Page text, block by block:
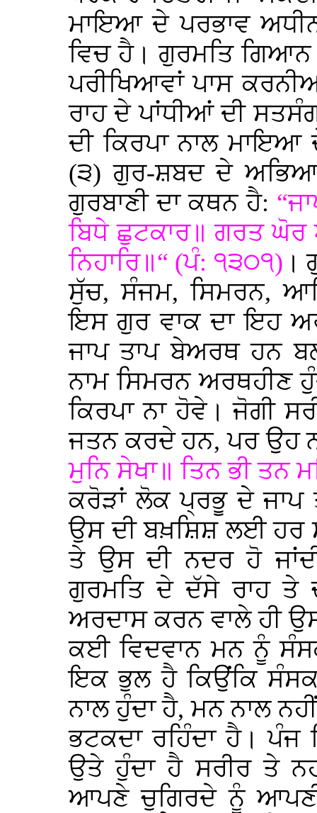
ਮਾਇਆ ਦੇ ਪਰਭਾਵ
ਵਿਚ ਹੈ। ਗੁਰਮਤਿ
ਪਰੀਖਿਆਵਾਂ ਪਾਸ
ਰਾਹ ਦੇ ਪਾਂਧੀਆਂ ਦੀ
ਦੀ ਕਿਰਪਾ ਨਾਲ
(੩) ਗੁਰ-ਸ਼ਬਦ ਦੇ
ਗੁਰਬਾਣੀ ਦਾ ਕਥਨ ਹੈ:
ਬਿਧੇ ਛੁਟਕਾਰ॥ ਗਰਤ ਘੋਰ
ਨਿਹਾਰਿ॥“ (ਪੰ: ੧੩੦੧) ।
ਸੁੱਚ, ਸੰਜਮ, ਸਿਮਰਨ,
ਇਸ ਗੁਰ ਵਾਕ ਦਾ ਇਹ
ਜਾਪ ਤਾਪ ਬੇਅਰਥ ਹਨ
ਨਾਮ ਸਿਮਰਨ ਅਰਥਹੀਣ
ਕਿਰਪਾ ਨਾ ਹੋਵੇ। ਜੋਗੀ
ਜਤਨ ਕਰਦੇ ਹਨ, ਪਰ ਉਹ
ਮੁਨਿ ਸੇਖਾ॥ ਤਿਨ ਭੀ ਤਨ
ਕਰੋੜਾਂ ਲੋਕ ਪ੍ਰਭੂ ਦੇ ਜਾਪ
ਉਸ ਦੀ ਬਖ਼ਸ਼ਿਸ਼ ਲਈ ਹਰ
ਤੇ ਉਸ ਦੀ ਨਦਰ ਹੋ
ਗੁਰਮਤਿ ਦੇ ਦੱਸੇ ਰਾਹ ਤੇ
ਅਰਦਾਸ ਕਰਨ ਵਾਲੇ ਹੀ
ਕਈ ਵਿਦਵਾਨ ਮਨ ਨੂੰ
ਇਕ ਭੁਲ ਹੈ ਕਿਉਂਕਿ
ਨਾਲ ਹੁੰਦਾ ਹੈ, ਮਨ ਨਾਲ
ਭਟਕਦਾ ਰਹਿੰਦਾ ਹੈ। ਪੰਜ
ਉਤੇ ਹੁੰਦਾ ਹੈ ਸਰੀਰ ਤੇ
ਆਪਣੇ ਚੁਗਿਰਦੇ ਨੂੰ